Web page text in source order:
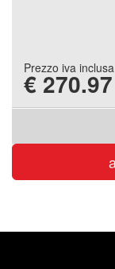
Prezzo iva inclusa
€ 270.97